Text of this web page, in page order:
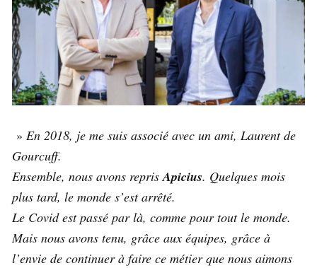
» En 2018, je me suis associé avec un ami, Laurent de
Gourcuff.
Ensemble, nous avons reprisApicius. Quelques mois
plus tard, le monde s’est arrêté.
Le Covid est passé par là, comme pour tout le monde.
Mais nous avons tenu, grâce aux équipes, grâce à
l’envie de continuer à faire ce métier que nous aimons